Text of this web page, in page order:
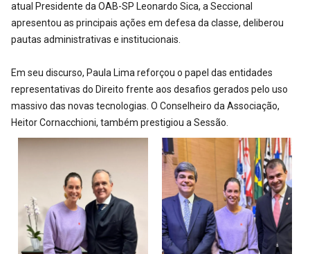
atual Presidente da OAB-SP Leonardo Sica, a Seccional
apresentou as principais ações em defesa da classe, deliberou
pautas administrativas e institucionais.
Em seu discurso, Paula Lima reforçou o papel das entidades
representativas do Direito frente aos desafios gerados pelo uso
massivo das novas tecnologias. O Conselheiro da Associação,
Heitor Cornacchioni, também prestigiou a Sessão.